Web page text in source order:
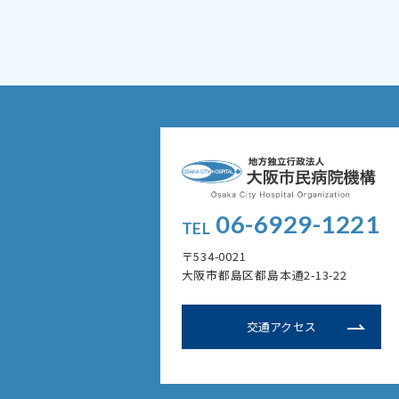
TEL 06-6929-1221
〒534-0021
大阪市都島区都島本通2-13-22
交通アクセス